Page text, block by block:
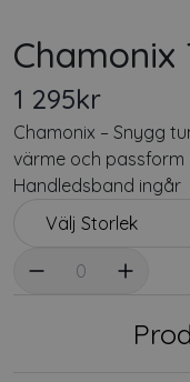
Chamonix
1 295kr
Chamonix – Snygg
värme och passform
Handledsband ingår
Välj antal
0